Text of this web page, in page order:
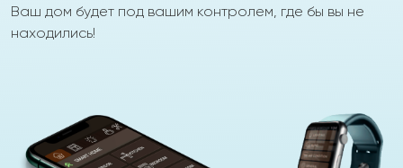
Ваш дом будет под вашим контролем, где бы вы не
находились!